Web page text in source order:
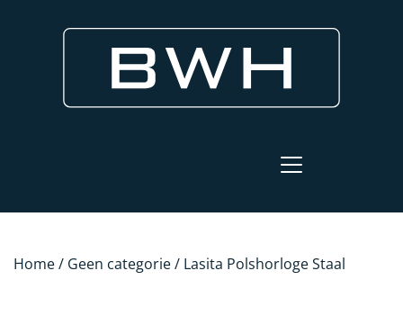
Home/ Geen categorie/ Lasita Polshorloge Staal